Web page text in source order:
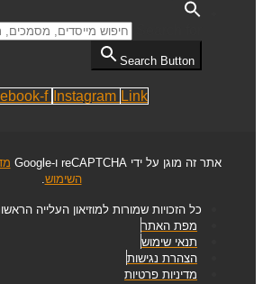
Search Button
f Instagram Link
אתר זה מוגן על ידי reCAPTCHA ו-Google
השימוש
כל הזכויות שמורות למוזיאון העלייה הראשונה
מפת האתר
תנאי שימוש
הצהרת נגישות
מדיניות פרטיות